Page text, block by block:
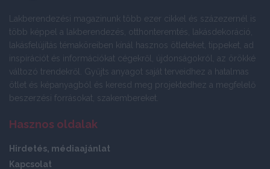
Lakberendezési magazinunk több ezer cikkel és százezernél is
több képpel a lakberendezés, otthonteremtés, lakásdekoráció,
lakásfelújítás témaköreiben kínál hasznos ötleteket, tippeket, ad
inspirációt és információkat cégekről, újdonságokról, az örökké
változó trendekről. Gyűjts anyagot saját terveidhez a hatalmas
ötlet és képanyagból és keresd meg projektedhez a megfelelő
beszerzési forrásokat, szakembereket.
Hasznos oldalak
Hirdetés, médiaajánlat
Kapcsolat